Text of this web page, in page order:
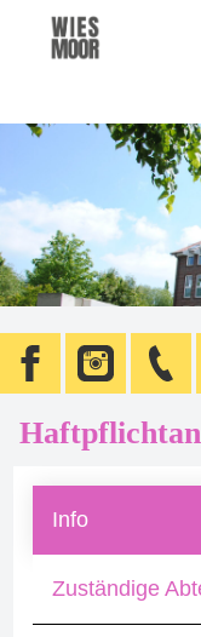
Info
Zuständige